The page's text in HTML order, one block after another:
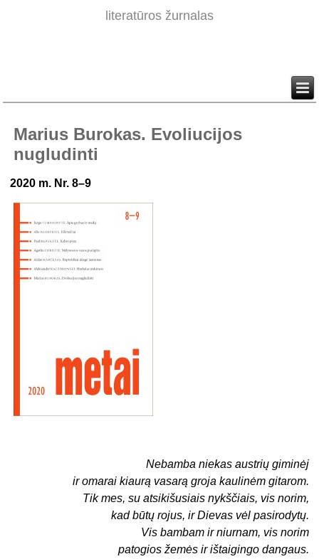
literatūros žurnalas
Marius Burokas. Evoliucijos
nugludinti
2020 m. Nr. 8–9
Nebamba niekas austrių giminėj
ir omarai kiaurą vasarą groja kaulinėm gitarom.
Tik mes, su atsikišusiais nykščiais, vis norim,
kad būtų rojus, ir Dievas vėl pasirodytų.
Vis bambam ir niurnam, vis norim
patogios žemės ir ištaigingo dangaus.